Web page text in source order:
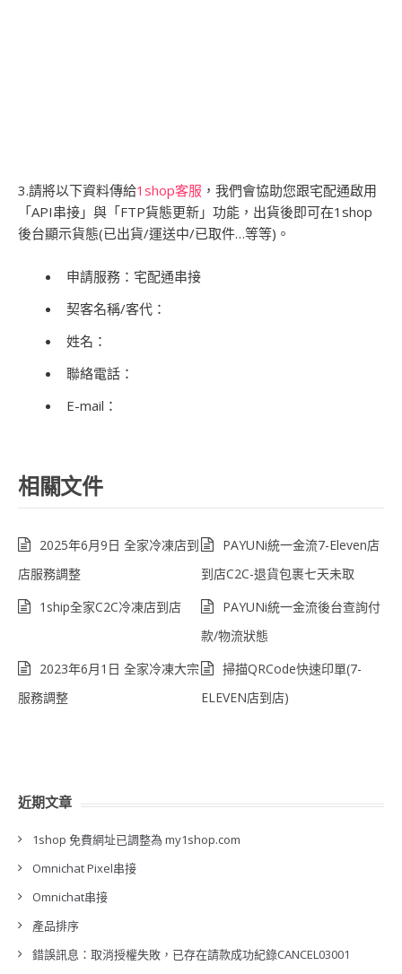
3.請將以下資料傳給1shop客服 ，我們會協助您跟宅配通啟用
「API串接」與「FTP貨態更新」功能，出貨後即可在1shop
後台顯示貨態(已出貨/運送中/已取件…等等)。
申請服務：宅配通串接
契客名稱/客代：
姓名：
聯絡電話：
E-mail：
相關文件
2025年6月9日 全家冷凍店到
店服務調整
PAYUNi統一金流7-Eleven店
到店C2C-退貨包裹七天未取
1ship全家C2C冷凍店到店
PAYUNi統一金流後台查詢付
款/物流狀態
2023年6月1日 全家冷凍大宗
服務調整
掃描QRCode快速印單(7-
ELEVEN店到店)
近期文章
1shop 免費網址已調整為 my1shop.com
Omnichat Pixel串接
Omnichat串接
產品排序
錯誤訊息：取消授權失敗，已存在請款成功紀錄CANCEL03001